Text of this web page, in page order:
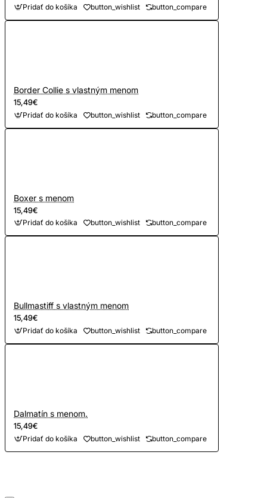
Pridať do košíka button_wishlist button_compare
Border Collie s vlastným menom
15,49€
Pridať do košíka button_wishlist button_compare
Boxer s menom
15,49€
Pridať do košíka button_wishlist button_compare
Bullmastiff s vlastným menom
15,49€
Pridať do košíka button_wishlist button_compare
Dalmatín s menom.
15,49€
Pridať do košíka button_wishlist button_compare